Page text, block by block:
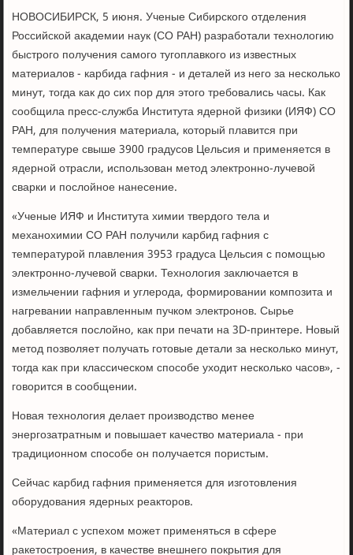
НОВОСИБИРСК, 5 июня. Ученые Сибирского отделения
Российской академии наук (СО РАН) разработали технологию
быстрого получения самого тугоплавкого из известных
материалов - карбида гафния - и деталей из него за несколько
минут, тогда как до сих пор для этого требовались часы. Как
сообщила пресс-служба Института ядерной физики (ИЯФ) СО
РАН, для получения материала, который плавится при
температуре свыше 3900 градусов Цельсия и применяется в
ядерной отрасли, использован метод электронно-лучевой
сварки и послойное нанесение.
«Ученые ИЯФ и Института химии твердого тела и
механохимии СО РАН получили карбид гафния с
температурой плавления 3953 градуса Цельсия с помощью
электронно-лучевой сварки. Технология заключается в
измельчении гафния и углерода, формировании композита и
нагревании направленным пучком электронов. Сырье
добавляется послойно, как при печати на 3D-принтере. Новый
метод позволяет получать готовые детали за несколько минут,
тогда как при классическом способе уходит несколько часов», -
говорится в сообщении.
Новая технология делает производство менее
энергозатратным и повышает качество материала - при
традиционном способе он получается пористым.
Сейчас карбид гафния применяется для изготовления
оборудования ядерных реакторов.
«Материал с успехом может применяться в сфере
ракетостроения, в качестве внешнего покрытия для